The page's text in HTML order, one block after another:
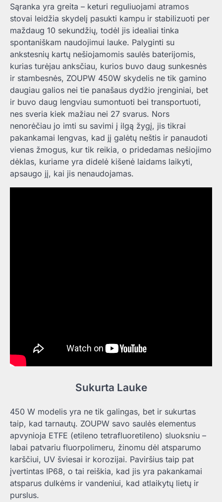
Sąranka yra greita – keturi reguliuojami atramos
stovai leidžia skydelį pasukti kampu ir stabilizuoti per
maždaug 10 sekundžių, todėl jis idealiai tinka
spontaniškam naudojimui lauke. Palyginti su
ankstesnių kartų nešiojamomis saulės baterijomis,
kurias turėjau anksčiau, kurios buvo daug sunkesnės
ir stambesnės, ZOUPW 450W skydelis ne tik gamino
daugiau galios nei tie panašaus dydžio įrenginiai, bet
ir buvo daug lengviau sumontuoti bei transportuoti,
nes sveria kiek mažiau nei 27 svarus. Nors
nenorėčiau jo imti su savimi į ilgą žygį, jis tikrai
pakankamai lengvas, kad jį galėtų neštis ir panaudoti
vienas žmogus, kur tik reikia, o pridedamas nešiojimo
dėklas, kuriame yra didelė kišenė laidams laikyti,
apsaugo jį, kai jis nenaudojamas.
Sukurta Lauke
450 W modelis yra ne tik galingas, bet ir sukurtas
taip, kad tarnautų. ZOUPW savo saulės elementus
apvynioja ETFE (etileno tetrafluoretileno) sluoksniu –
labai patvariu fluorpolimeru, žinomu dėl atsparumo
karščiui, UV šviesai ir korozijai. Paviršius taip pat
įvertintas IP68, o tai reiškia, kad jis yra pakankamai
atsparus dulkėms ir vandeniui, kad atlaikytų lietų ir
purslus.